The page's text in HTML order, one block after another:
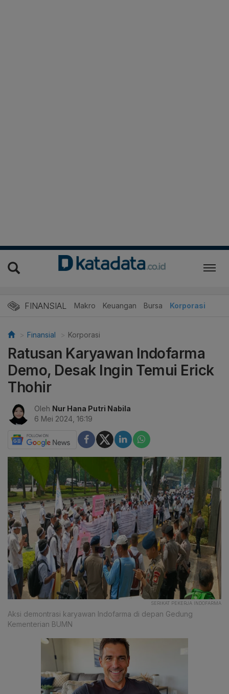
FINANSIAL Makro Keuangan Bursa Korporasi
Finansial Korporasi
Ratusan Karyawan Indofarma
Demo, Desak Ingin Temui Erick
Thohir
Oleh Nur Hana Putri Nabila
6 Mei 2024, 16:19
SERIKAT PEKERJA INDOFARMA
Aksi demontrasi karyawan Indofarma di depan Gedung
Kementerian BUMN